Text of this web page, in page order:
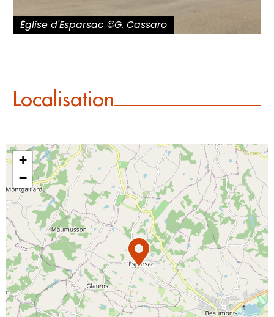
Église d'Esparsac ©G. Cassaro
Localisation
+
−